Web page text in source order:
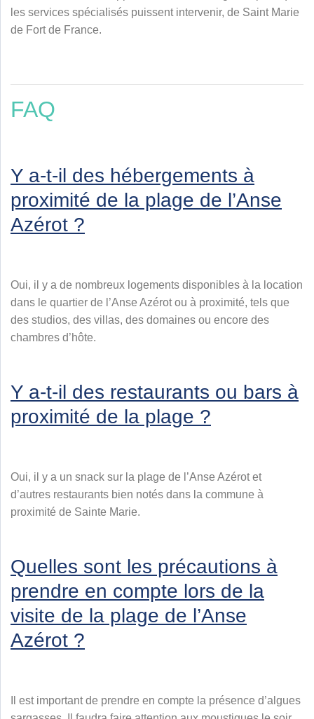
les services spécialisés puissent intervenir, de Saint Marie
de Fort de France.
FAQ
Y a-t-il des hébergements à
proximité de la plage de l’Anse
Azérot ?
Oui, il y a de nombreux logements disponibles à la location
dans le quartier de l’Anse Azérot ou à proximité, tels que
des studios, des villas, des domaines ou encore des
chambres d’hôte.
Y a-t-il des restaurants ou bars à
proximité de la plage ?
Oui, il y a un snack sur la plage de l’Anse Azérot et
d’autres restaurants bien notés dans la commune à
proximité de Sainte Marie.
Quelles sont les précautions à
prendre en compte lors de la
visite de la plage de l’Anse
Azérot ?
Il est important de prendre en compte la présence d’algues